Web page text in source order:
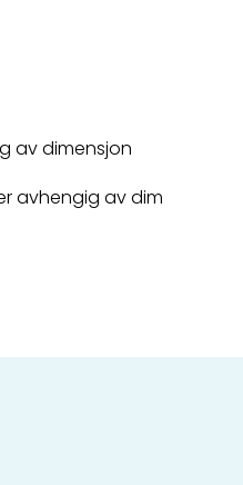
av dimensjon
avhengig av dim